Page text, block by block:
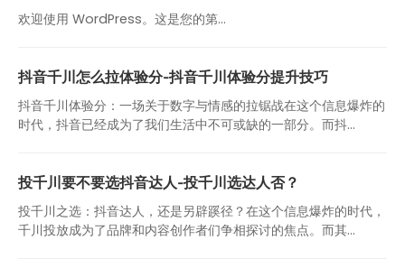
欢迎使用 WordPress。这是您的第…
抖音千川怎么拉体验分-抖音千川体验分提升技巧
抖音千川体验分：一场关于数字与情感的拉锯战在这个信息爆炸的
时代，抖音已经成为了我们生活中不可或缺的一部分。而抖...
投千川要不要选抖音达人-投千川选达人否？
投千川之选：抖音达人，还是另辟蹊径？在这个信息爆炸的时代，
千川投放成为了品牌和内容创作者们争相探讨的焦点。而其...